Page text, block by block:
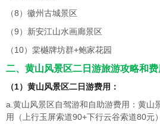
（8）徽州古城景区
（9）新安江山水画廊景区
（10）棠樾牌坊群+鲍家花园
二、黄山风景区二日游旅游攻略和费
（1）黄山风景区二日游费用：
a.黄山风景区自驾游和自助游费用：黄山
用（上行玉屏索道90+下行云谷索道80元